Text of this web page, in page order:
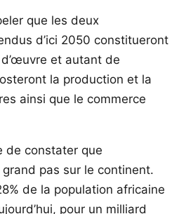
que les deux
d’ici 2050 constitueront
et autant de
la production et la
ainsi que le commerce
de constater que
grand pas sur le continent.
de la population africaine
pour un milliard